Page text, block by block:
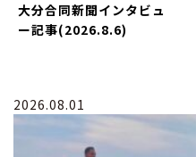
大分合同新聞インタビュ
ー記事(2026.8.6)
2026.08.01